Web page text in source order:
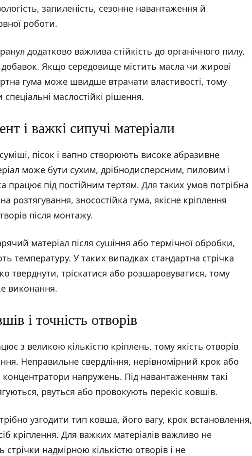
запиленість, сезонне навантаження й
роботи.
додатково важлива стійкість до органічного пилу,
Якщо середовище містить масла чи жирові
гума може швидше втрачати властивості, тому
маслостійкі рішення.
і важкі сипучі матеріали
пісок і вапно створюють високе абразивне
може бути сухим, дрібнодисперсним, пиловим і
працює під постійним тертям. Для таких умов потрібна
розтягування, зносостійка гума, якісне кріплення
після монтажу.
матеріал після сушіння або термічної обробки,
температуру. У таких випадках стандартна стрічка
тверднути, тріскатися або розшаровуватися, тому
виконання.
і точність отворів
з великою кількістю кріплень, тому якість отворів
Неправильне свердління, нерівномірний крок або
напружень. Під навантаженням такі
рвуться або провокують перекіс ковшів.
узгодити тип ковша, його вагу, крок встановлення,
кріплення. Для важких матеріалів важливо не
стрічки надмірною кількістю отворів і не